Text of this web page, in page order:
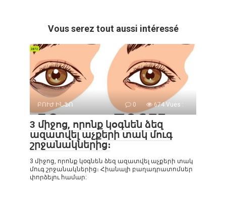
Vous serez tout aussi intéressé
ԲՈՒԺ ԻՆՖՈ 0 674 Vues :
3 միջոց, որոնք կօգնեն ձեզ
ազատվել աչքերի տակ մուգ
շրջանակներից։
3 միջոց, որոնք կօգնեն ձեզ ազատվել աչքերի տակ
մուգ շրջանակներից։ Հիանալի բաղադրատոմսեր
փորձելու համար: